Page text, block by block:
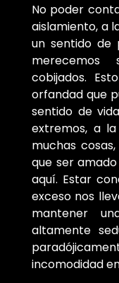
No poder
aislamiento, a
un sentido de
merecemos
cobijados.
orfandad que
sentido de
extremos, a
muchas
que ser
aquí. Estar
exceso nos
mantener
altamente
incomodidad